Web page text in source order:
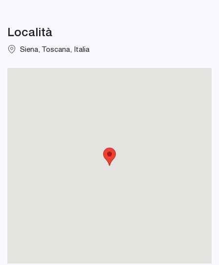
Località
Siena, Toscana, Italia